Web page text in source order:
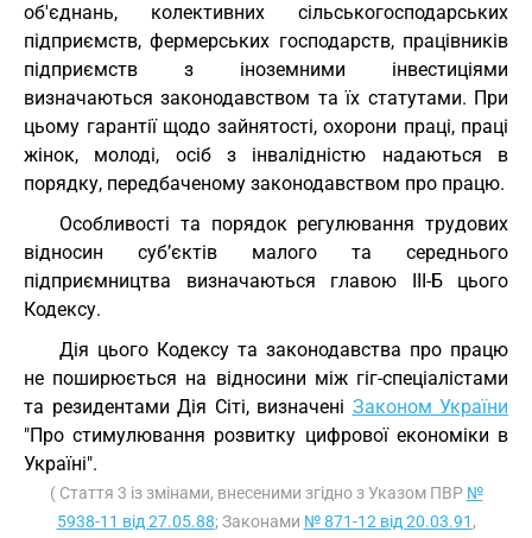
об'єднань, колективних сільськогосподарських
підприємств, фермерських господарств, працівників
підприємств з іноземними інвестиціями
визначаються законодавством та їх статутами. При
цьому гарантії щодо зайнятості, охорони праці, праці
жінок, молоді, осіб з інвалідністю надаються в
порядку, передбаченому законодавством про працю.
Особливості та порядок регулювання трудових
відносин суб’єктів малого та середнього
підприємництва визначаються главою III-Б цього
Кодексу.
Дія цього Кодексу та законодавства про працю
не поширюється на відносини між гіг-спеціалістами
та резидентами Дія Сіті, визначені Законом України
"Про стимулювання розвитку цифрової економіки в
Україні".
( Стаття 3 із змінами, внесеними згідно з Указом ПВР №
5938-11 від 27.05.88; Законами № 871-12 від 20.03.91 ,